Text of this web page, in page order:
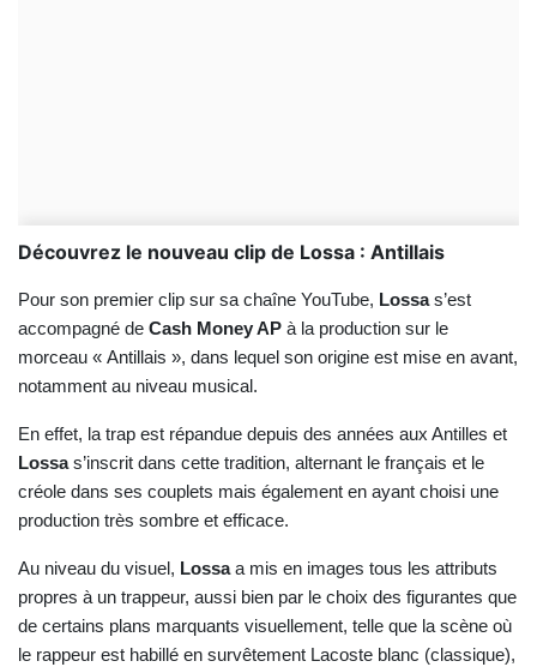
Découvrez le nouveau clip de Lossa : Antillais
Pour son premier clip sur sa chaîne YouTube, Lossas’est
accompagné de Cash Money AP à la production sur le
morceau « Antillais », dans lequel son origine est mise en avant,
notamment au niveau musical.
En effet, la trap est répandue depuis des années aux Antilles et
Lossas’inscrit dans cette tradition, alternant le français et le
créole dans ses couplets mais également en ayant choisi une
production très sombre et efficace.
Au niveau du visuel, Lossaa mis en images tous les attributs
propres à un trappeur, aussi bien par le choix des figurantes que
de certains plans marquants visuellement, telle que la scène où
le rappeur est habillé en survêtement Lacoste blanc (classique),